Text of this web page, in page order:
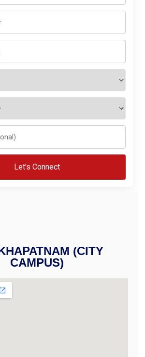
Let's Connect
er nicht überdreht, sondern gut
sie Prozesse beherrschen: vom
ist Ruhe durch Struktur: klare
verblijf voorspelbaar en comfortabel
(CITY
CAMPUS)